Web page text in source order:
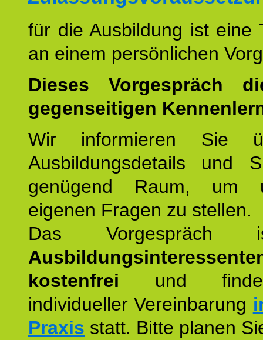
für die Ausbildung ist eine
an einem persönlichen
Dieses Vorgespräch
gegenseitigen
Wir informieren Sie
Ausbildungsdetails und
genügend Raum, um
eigenen Fragen zu stellen.
Das
kostenfrei und
individueller Vereinbarung
Praxis statt. Bitte planen